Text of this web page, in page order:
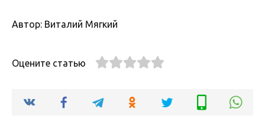
Автор: Виталий Мягкий
Оцените статью